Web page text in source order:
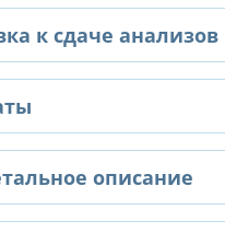
к сдаче анализов
описание